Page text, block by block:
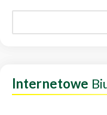
Internetowe